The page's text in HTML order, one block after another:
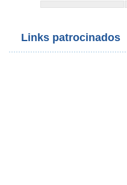
Links patrocinados